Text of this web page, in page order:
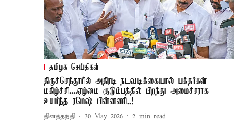
தமிழக செய்திகள்
திருச்செந்தூரில் அதிரடி நடவடிக்கையால் பக்தர்கள்
மகிழ்ச்சி....ஏழ்மை குடும்பத்தில் பிறந்து அமைச்சராக
உயர்ந்த ரமேஷ் பின்னணி..!
தினத்தந்தி 30 May 2026 2 min read